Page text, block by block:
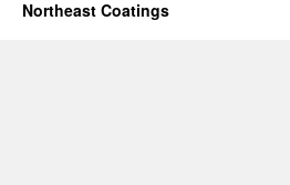
Northeast Coatings